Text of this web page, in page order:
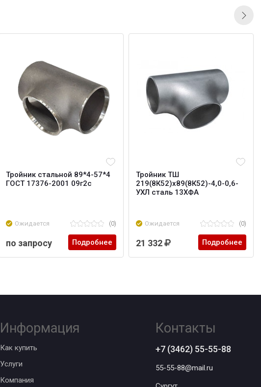
Тройник стальной 89*4-57*4
ГОСТ 17376-2001 09г2с
Ожидается (0)
по запросу Подробнее
Тройник ТШ
219(8К52)х89(8К52)-4,0-0,6-
УХЛ сталь 13ХФА
Ожидается (0)
21 332 Подробнее
Информация
Как купить
Услуги
Компания
Контакты
+7 (3462) 55-55-88
55-55-88@mail.ru